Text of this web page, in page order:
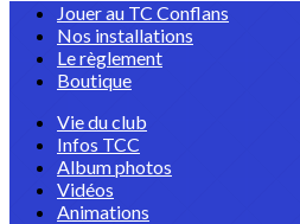
Jouer au TC Conflans
Nos installations
Le règlement
Boutique
Vie du club
Infos TCC
Album photos
Vidéos
Animations